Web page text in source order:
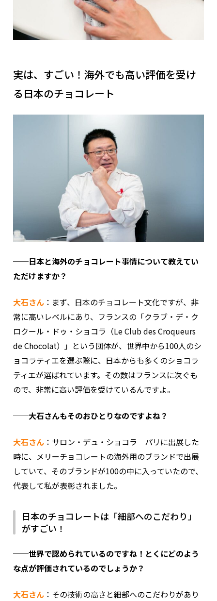
実は、すごい！海外でも高い評価を受け
る日本のチョコレート
──日本と海外のチョコレート事情について教えてい
ただけますか？
大石さん：まず、日本のチョコレート文化ですが、非
常に高いレベルにあり、フランスの「クラブ・デ・ク
ロクール・ドゥ・ショコラ（Le Club des Croqueurs
de Chocolat）」という団体が、世界中から100人のシ
ョコラティエを選ぶ際に、日本からも多くのショコラ
ティエが選ばれています。その数はフランスに次ぐも
ので、非常に高い評価を受けているんですよ。
──大石さんもそのおひとりなのですよね？
大石さん：サロン・デュ・ショコラ パリに出展した
時に、メリーチョコレートの海外用のブランドで出展
していて、そのブランドが100の中に入っていたので、
代表して私が表彰されました。
日本のチョコレートは「細部へのこだわり」
がすごい！
──世界で認められているのですね！とくにどのよう
な点が評価されているのでしょうか？
大石さん：その技術の高さと細部へのこだわりがあり